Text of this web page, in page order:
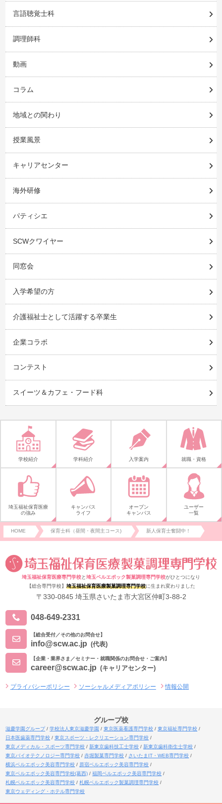
言語聴覚士科
調理師科
動画
コラム
地域との関わり
授業風景
キャリアセンター
海外研修
パティシエ
SCWクワイヤー
同窓会
入学希望の方
介護福祉士として活躍する卒業生
企業コラボ
コンテスト
スイーツ＆カフェ・フード科
学校紹介 学科紹介 入学案内 就職・資格
埼玉福祉保育医療
の強み
キャンパス
ライフ
オープン
キャンパス
ユーザー
一覧
HOME 保育士科（昼間・夜間主コース) 新人保育士奮闘中！
埼玉福祉保育医療専門学校と埼玉ベルエポック製菓調理専門学校がひとつになり
【総合専門学校】 埼玉福祉保育医療製菓調理専門学校に生まれ変わりました
〒330-0845 埼玉県さいたま市大宮区仲町3-88-2
048-649-2331
【総合受付／その他のお問合せ】
info@scw.ac.jp (代表)
【企業・業界さま／セミナー・就職関係のお問合せ・ご案内】
career@scw.ac.jp (キャリアセンター)
プライバシーポリシー ソーシャルメディアポリシー 情報公開
グループ校
滋慶学園グループ 学校法人東京滋慶学園 東京医薬看護専門学校
東京福祉専門学校
日本医歯薬専門学校
東京スポーツ・レクリエーション専門学校
東京メディカル・スポーツ専門学校
新東京歯科技工士学校
新東京歯科衛生士学校
東京バイオテクノロジー専門学校
赤堀製菓専門学校
さいたまIT・WEB専門学校
横浜ベルエポック美容専門学校
原宿ベルエポック美容専門学校
東京ベルエポック美容専門学校(葛西)
福岡ベルエポック美容専門学校
札幌ベルエポック美容専門学校
札幌ベルエポック製菓調理専門学校
東京ウェディング・ホテル専門学校